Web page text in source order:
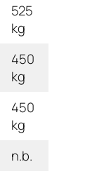
525
kg
450
kg
450
kg
n.b.